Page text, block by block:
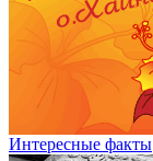
Интересные факты